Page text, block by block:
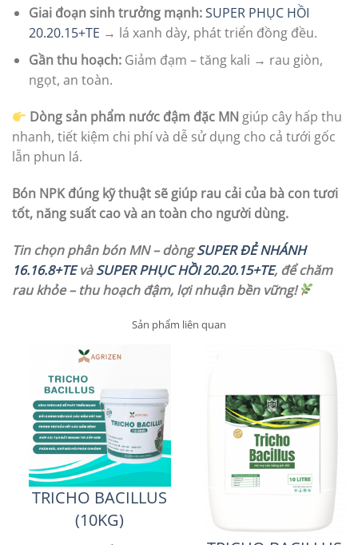
Giai đoạn sinh trưởng mạnh:SUPER PHỤC HỒI
20.20.15+TE → lá xanh dày, phát triển đồng đều.
Gần thu hoạch:Giảm đạm – tăng kali → rau giòn,
ngọt, an toàn.
Dòng sản phẩm nước đậm đặc MN giúp cây hấp thu
nhanh, tiết kiệm chi phí và dễ sử dụng cho cả tưới gốc
lẫn phun lá.
Bón NPK đúng kỹ thuật sẽ giúp rau cải của bà con tươi
tốt, năng suất cao và an toàn cho người dùng.
Tin chọn phân bón MN – dòngSUPER ĐẺ NHÁNH
16.16.8+TEvàSUPER PHỤC HỒI 20.20.15+TE, để chăm
rau khỏe – thu hoạch đậm, lợi nhuận bền vững!
Sản phẩm liên quan
TRICHO BACILLUS
(10KG)